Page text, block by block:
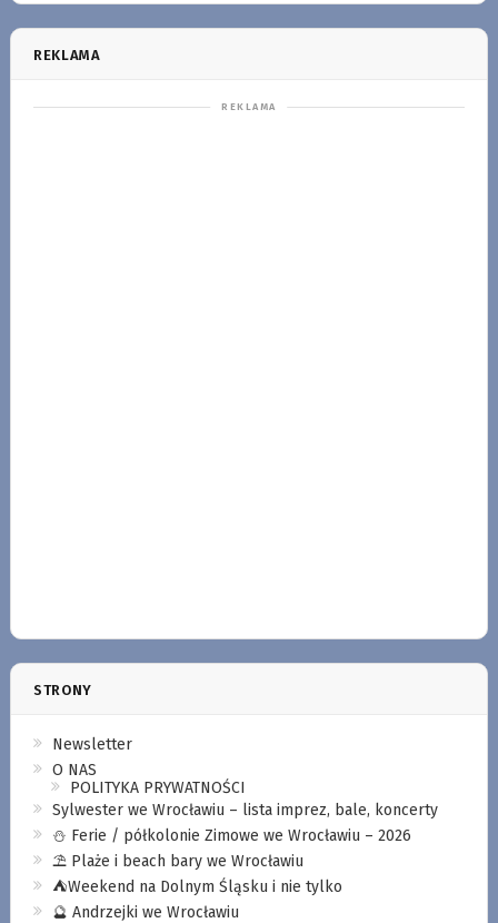
REKLAMA
STRONY
Newsletter
O NAS
POLITYKA PRYWATNOŚCI
Sylwester we Wrocławiu – lista imprez, bale, koncerty
⛄️ Ferie / półkolonie Zimowe we Wrocławiu – 2026
⛱️ Plaże i beach bary we Wrocławiu
⛺️Weekend na Dolnym Śląsku i nie tylko
🔮 Andrzejki we Wrocławiu